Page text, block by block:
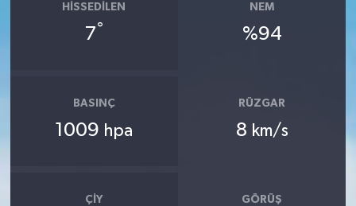
HISSEDILEN
7°
NEM
%94
BASINÇ
1009 hpa
RÜZGAR
8 km/s
ÇIY GÖRÜŞ